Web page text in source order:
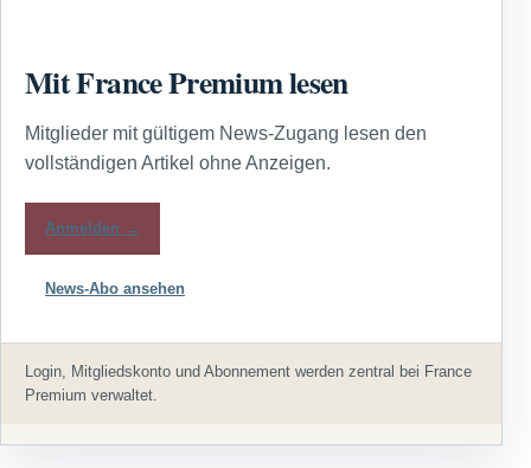
Mit France Premium lesen
Mitglieder mit gültigem News-Zugang lesen den
vollständigen Artikel ohne Anzeigen.
Anmelden →
News-Abo ansehen
Login, Mitgliedskonto und Abonnement werden zentral bei France
Premium verwaltet.